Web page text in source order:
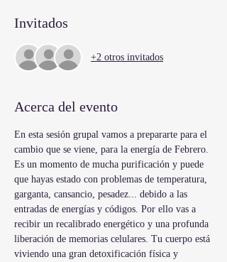
Invitados
+2 otros invitados
Acerca del evento
En esta sesión grupal vamos a prepararte para el
cambio que se viene, para la energía de Febrero.
Es un momento de mucha purificación y puede
que hayas estado con problemas de temperatura,
garganta, cansancio, pesadez... debido a las
entradas de energías y códigos. Por ello vas a
recibir un recalibrado energético y una profunda
liberación de memorias celulares. Tu cuerpo está
viviendo una gran detoxificación física y